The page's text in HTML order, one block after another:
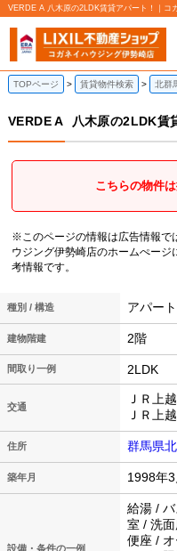
VERDE A 八木原の2LDK賃貸アパート！｜コ
TOPページ 賃貸物件検索 北群
VERDE A 八木原の2LDK賃
こちらの物件
※このページの情報は広告情報で
ウジング伊勢崎店のホームぺー
考情報です。
種別 / 構造 アパー
建物階建 2階
間取り一例 2LDK
交通
ＪＲ上
ＪＲ上
住所 群馬県
築年月 1998年3
設備・条件の一例
給湯 /
室 / 洗
便座 /